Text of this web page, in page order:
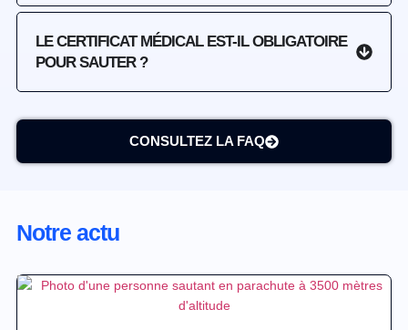
LE CERTIFICAT MÉDICAL EST-IL OBLIGATOIRE
POUR SAUTER ?
CONSULTEZ LA FAQ
Notre actu